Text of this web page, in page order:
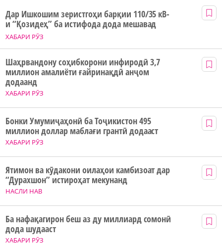
ХАБАРИ РӮЗ
Дар Ишкошим зеристгоҳи барқии 110/35 кВ-
и “Қозидеҳ” ба истифода дода мешавад
ХАБАРИ РӮЗ
Шаҳрвандону соҳибкорони инфиродӣ 3,7
миллион амалиёти ғайринақдӣ анҷом
додаанд
ХАБАРИ РӮЗ
Бонки Умумиҷаҳонӣ ба Тоҷикистон 495
миллион доллар маблағи грантӣ додааст
НАСЛИ НАВ
Ятимон ва кӯдакони оилаҳои камбизоат дар
“Дурахшон” истироҳат мекунанд
ХАБАРИ РӮЗ
Ба нафақагирон беш аз ду миллиард сомонӣ
дода шудааст